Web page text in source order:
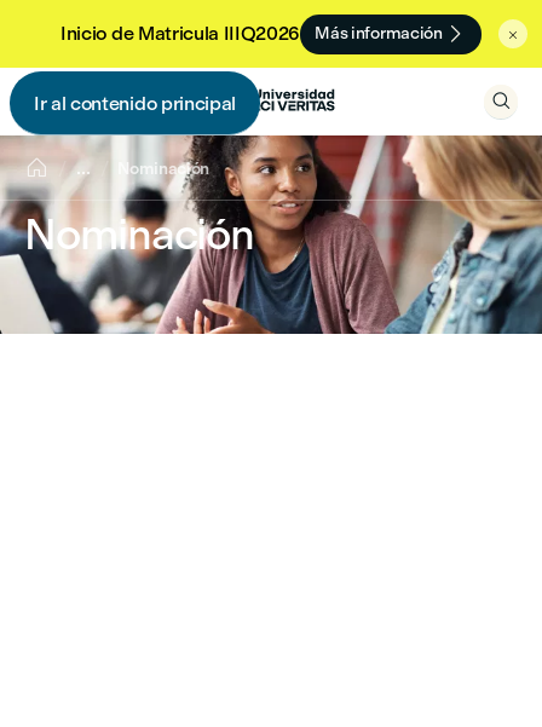
Inicio de Matricula IIIQ2026 Más información  
Ir al contenido principal
 
 ... Nominación
Nominación